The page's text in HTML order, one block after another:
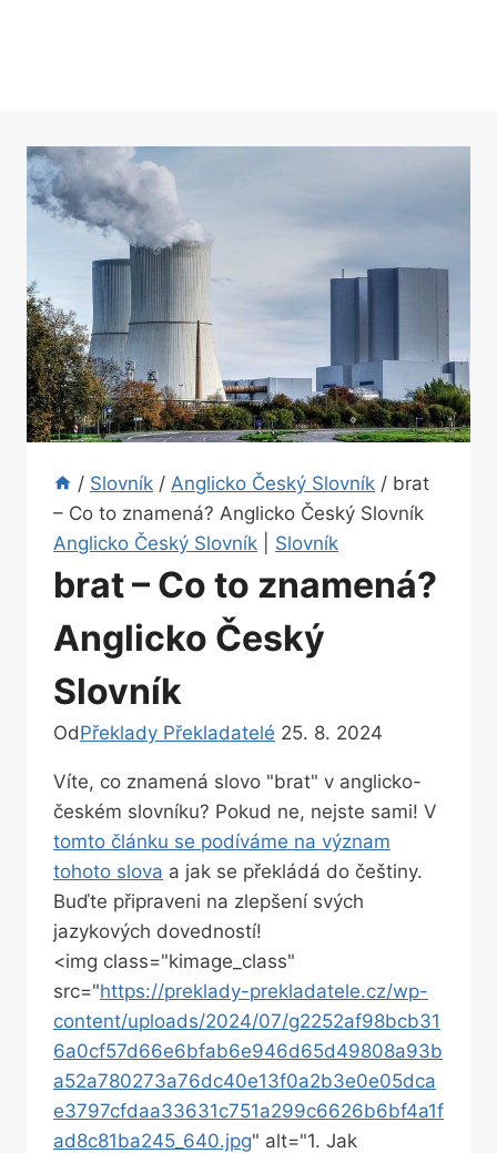
/ Slovník / Anglicko Český Slovník / brat
– Co to znamená? Anglicko Český Slovník
Anglicko Český Slovník
Slovník
brat – Co to znamená?
Anglicko Český
Slovník
OdPřeklady Překladatelé 25. 8. 2024
Víte, co znamená⁢ slovo "brat" v‌ anglicko-
českém slovníku? ‌Pokud ne, nejste⁤ sami! V
tomto článku se podíváme na ‍význam‍
tohoto slova a jak⁢ se překládá⁢ do češtiny.
Buďte připraveni na zlepšení svých
‍jazykových ⁤dovedností!
<img ⁢class="kimage_class"
src="https://preklady-prekladatele.cz/wp-
content/uploads/2024/07/g2252af98bcb31
6a0cf57d66e6bfab6e946d65d49808a93b
a52a780273a76dc40e13f0a2b3e0e05dca
e3797cfdaa33631c751a299c6626b6bf4a1f
ad8c81ba245_640.jpg" alt="1.‍ Jak